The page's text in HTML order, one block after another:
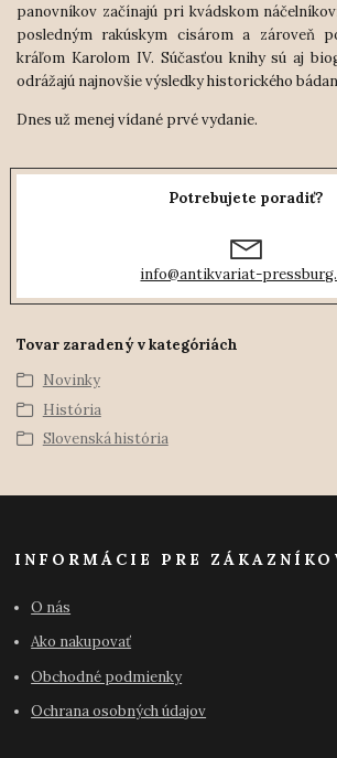
panovníkov začínajú pri kvádskom
posledným rakúskym cisárom a zároveň
kráľom Karolom IV. Súčasťou knihy sú aj
odrážajú najnovšie výsledky historického
Dnes už menej vídané prvé vydanie.
Potrebujete poradiť?
info@antikvariat-
Tovar zaradený v kategóriách
Novinky
História
Slovenská história
INFORMÁCIE PRE
O nás
Ako nakupovať
Obchodné podmienky
Ochrana osobných údajov